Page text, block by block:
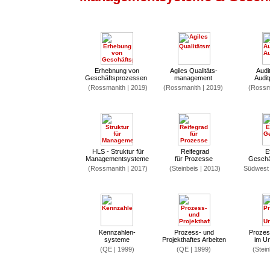
Erhebnung von
Geschäftsprozessen
Agiles Qualitäts-
management
(Rossmanith | 2019)
(Rossmanith | 2019)
HLS - Struktur für
Managementsysteme
Reifegrad
für Prozesse
(Rossmanith | 2017)
(Steinbeis | 2013)
Kennzahlen-
systeme
Prozess- und
Projekthaftes Arbeiten
im
(QE | 1999)
(QE | 1999)